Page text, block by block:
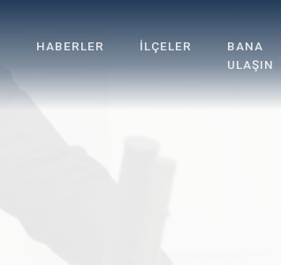
HABERLER İLÇELER
BANA
ULAŞIN